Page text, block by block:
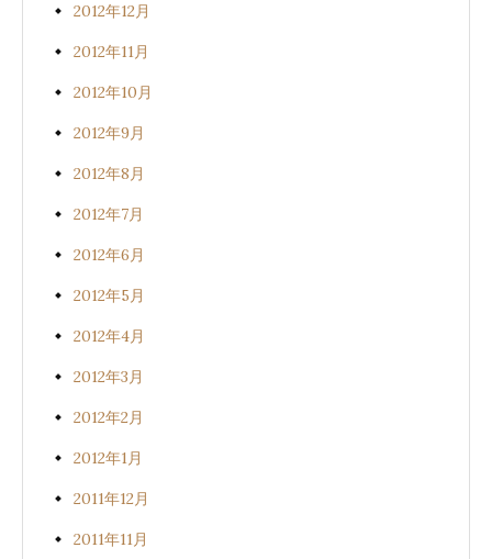
2012年12月
2012年11月
2012年10月
2012年9月
2012年8月
2012年7月
2012年6月
2012年5月
2012年4月
2012年3月
2012年2月
2012年1月
2011年12月
2011年11月